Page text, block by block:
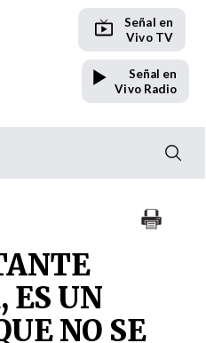
Señal en
Vivo TV
Señal en
Vivo Radio
ES UN
NO SE